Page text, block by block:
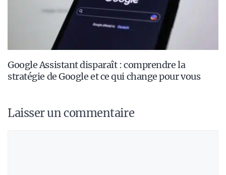
Google Assistant disparaît : comprendre la
stratégie de Google et ce qui change pour vous
Laisser un commentaire